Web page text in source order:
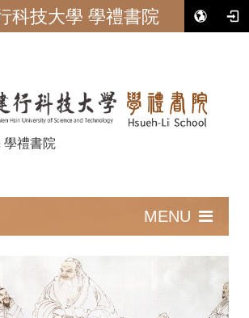
科技大學 學禮書院
學禮書院
MENU